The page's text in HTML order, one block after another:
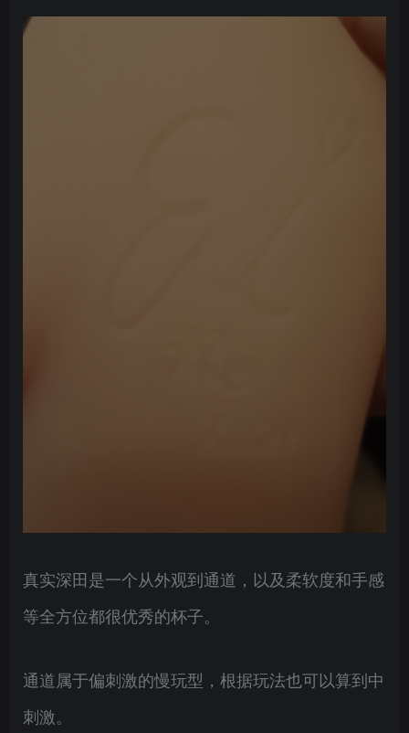
真实深田是一个从外观到通道，以及柔软度和手感
等全方位都很优秀的杯子。
通道属于偏刺激的慢玩型，根据玩法也可以算到中
刺激。